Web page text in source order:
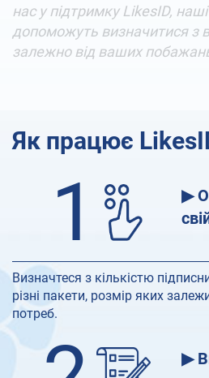
нас у підтримку LikesID,
допоможуть визначитися з
залежно від ваших побажань
Як працює
1
▶
Визначтеся з кількістю
різні пакети, розмір яких
потреб.
▶